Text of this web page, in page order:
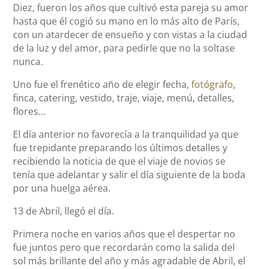
Diez, fueron los años que cultivó esta pareja su amor
hasta que él cogió su mano en lo más alto de París,
con un atardecer de ensueño y con vistas a la ciudad
de la luz y del amor, para pedirle que no la soltase
nunca.
Uno fue el frenético año de elegir fecha,fotógrafo,
finca, catering, vestido, traje, viaje, menú, detalles,
flores…
El día anterior no favorecía a la tranquilidad ya que
fue trepidante preparando los últimos detalles y
recibiendo la noticia de que el viaje de novios se
tenía que adelantar y salir el día siguiente de la boda
por una huelga aérea.
13 de Abril, llegó el día.
Primera noche en varios años que el despertar no
fue juntos pero que recordarán como la salida del
sol más brillante del año y más agradable de Abril, el